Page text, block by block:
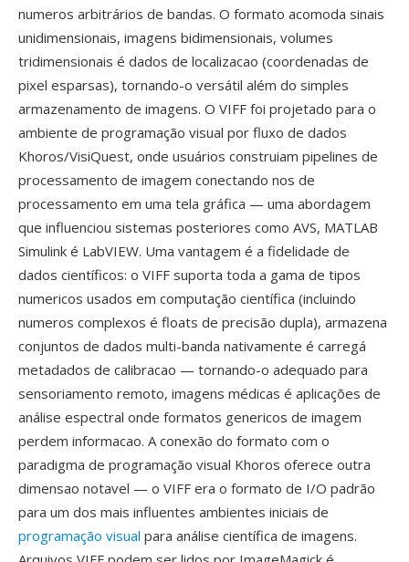
numeros arbitrários de bandas. O formato acomoda sinais
unidimensionais, imagens bidimensionais, volumes
tridimensionais é dados de localizacao (coordenadas de
pixel esparsas), tornando-o versátil além do simples
armazenamento de imagens. O VIFF foi projetado para o
ambiente de programação visual por fluxo de dados
Khoros/VisiQuest, onde usuários construiam pipelines de
processamento de imagem conectando nos de
processamento em uma tela gráfica — uma abordagem
que influenciou sistemas posteriores como AVS, MATLAB
Simulink é LabVIEW. Uma vantagem é a fidelidade de
dados científicos: o VIFF suporta toda a gama de tipos
numericos usados em computação científica (incluindo
numeros complexos é floats de precisão dupla), armazena
conjuntos de dados multi-banda nativamente é carregá
metadados de calibracao — tornando-o adequado para
sensoriamento remoto, imagens médicas é aplicações de
análise espectral onde formatos genericos de imagem
perdem informacao. A conexão do formato com o
paradigma de programação visual Khoros oferece outra
dimensao notavel — o VIFF era o formato de I/O padrão
para um dos mais influentes ambientes iniciais de
programação visual para análise científica de imagens.